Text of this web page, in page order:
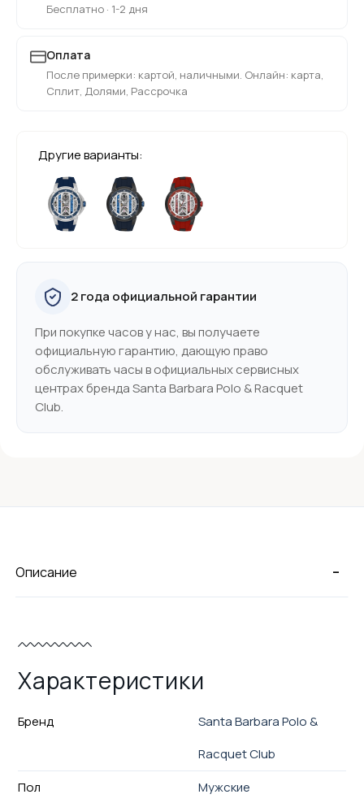
Бесплатно · 1-2 дня
Оплата
После примерки: картой, наличными. Онлайн: карта,
Сплит, Долями, Рассрочка
Другие варианты:
2 года официальной гарантии
При покупке часов у нас, вы получаете
официальную гарантию, дающую право
обслуживать часы в официальных сервисных
центрах бренда Santa Barbara Polo & Racquet
Club.
-
Описание
Характеристики
Бренд
Santa Barbara Polo &
Racquet Club
Пол
Мужские